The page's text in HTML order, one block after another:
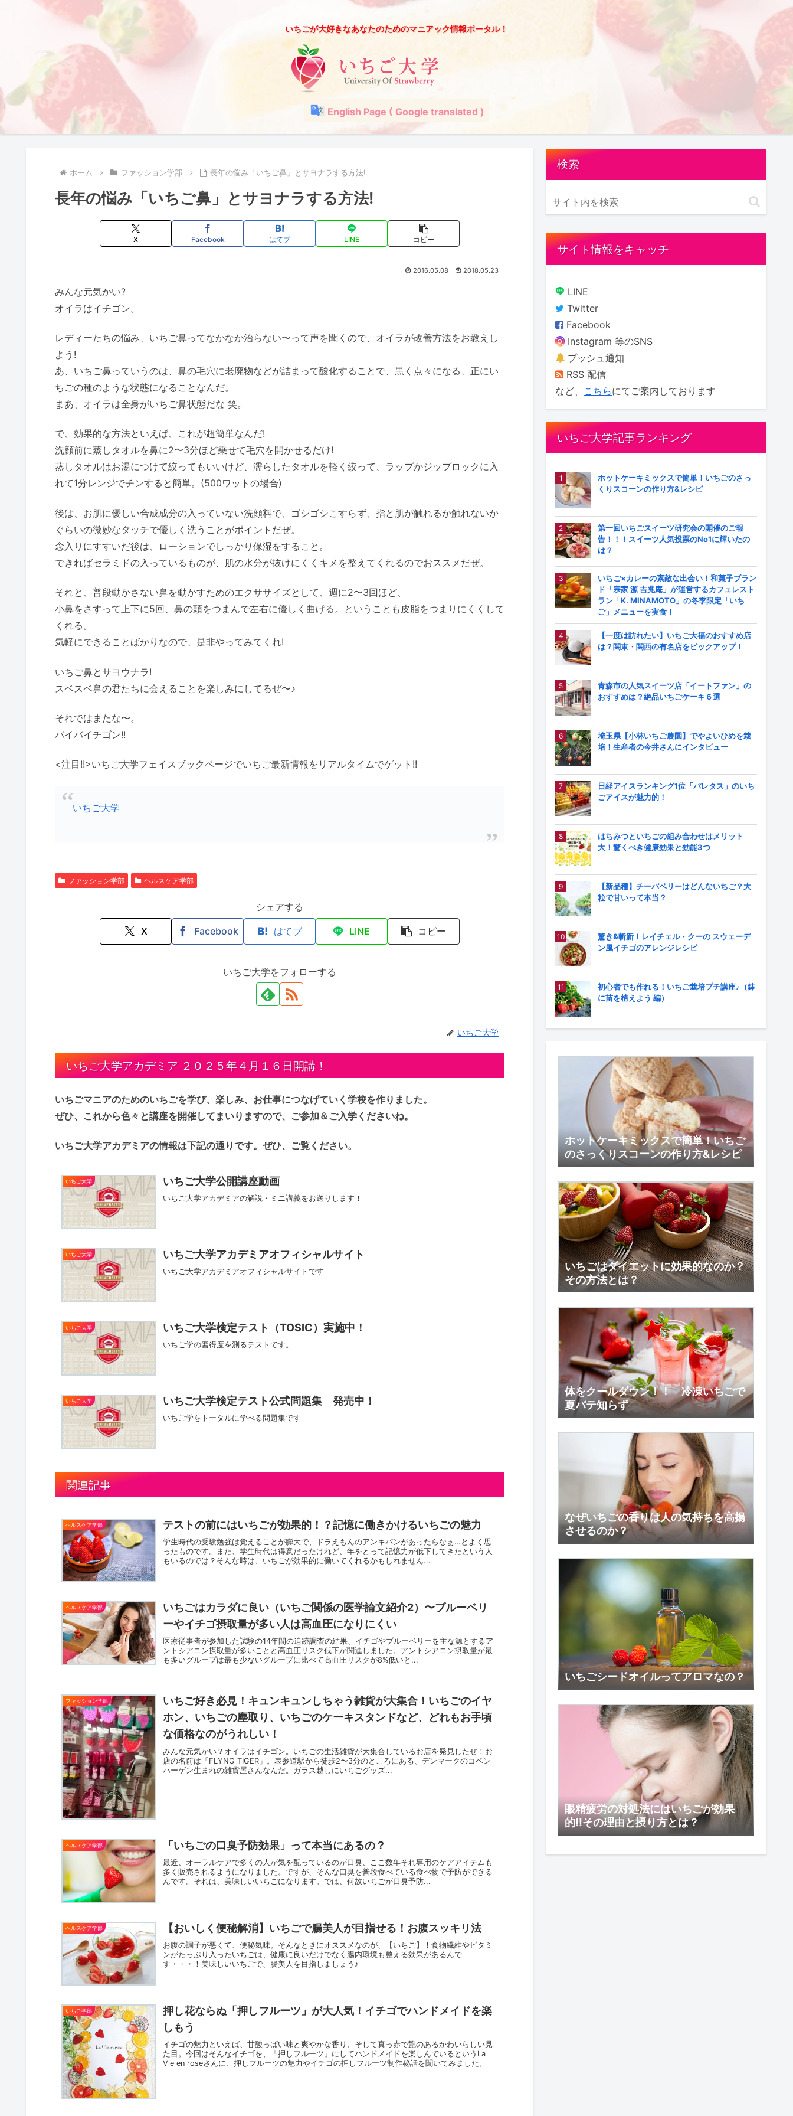
いちごが大好きなあなたのためのマニアック情報ポータル！
English Page ( Google translated )
ホーム ファッション学部 長年の悩み「いちご鼻」とサヨナラする方法!
長年の悩み「いちご鼻」とサヨナラする方法!
X Facebook はてブ LINE コピー
2016.05.08 2018.05.23
みんな元気かい?
オイラはイチゴン。
レディーたちの悩み、いちご鼻ってなかなか治らない〜って声を聞くので、オイラが改善方法をお教えし
よう!
あ、いちご鼻っていうのは、鼻の毛穴に老廃物などが詰まって酸化することで、黒く点々になる、正にい
ちごの種のような状態になることなんだ。
まあ、オイラは全身がいちご鼻状態だな 笑。
で、効果的な方法といえば、これが超簡単なんだ!
洗顔前に蒸しタオルを鼻に2〜3分ほど乗せて毛穴を開かせるだけ!
蒸しタオルはお湯につけて絞ってもいいけど、濡らしたタオルを軽く絞って、ラップかジップロックに入
れて1分レンジでチンすると簡単。(500ワットの場合)
後は、お肌に優しい合成成分の入っていない洗顔料で、ゴシゴシこすらず、指と肌が触れるか触れないか
ぐらいの微妙なタッチで優しく洗うことがポイントだぜ。
念入りにすすいだ後は、ローションでしっかり保湿をすること。
できればセラミドの入っているものが、肌の水分が抜けにくくキメを整えてくれるのでおススメだぜ。
それと、普段動かさない鼻を動かすためのエクササイズとして、週に2〜3回ほど、
小鼻をさすって上下に5回、鼻の頭をつまんで左右に優しく曲げる。ということも皮脂をつまりにくくして
くれる。
気軽にできることばかりなので、是非やってみてくれ!
いちご鼻とサヨウナラ!
スベスベ鼻の君たちに会えることを楽しみにしてるぜ〜♪
それではまたな〜。
バイバイチゴン!!
<注目!!>いちご大学フェイスブックページでいちご最新情報をリアルタイムでゲット!!
いちご大学
ファッション学部 ヘルスケア学部
シェアする
X Facebook はてブ LINE コピー
いちご大学をフォローする
いちご大学
いちご大学アカデミア ２０２５年４月１６日開講！
いちごマニアのためのいちごを学び、楽しみ、お仕事につなげていく学校を作りました。
ぜひ、これから色々と講座を開催してまいりますので、ご参加＆ご入学くださいね。
いちご大学アカデミアの情報は下記の通りです。ぜひ、ご覧ください。
いちご大学 いちご大学公開講座動画
いちご大学アカデミアの解説・ミニ講義をお送りします！
いちご大学 いちご大学アカデミアオフィシャルサイト
いちご大学アカデミアオフィシャルサイトです
いちご大学 いちご大学検定テスト（TOSIC）実施中！
いちご学の習得度を測るテストです。
いちご大学 いちご大学検定テスト公式問題集 発売中！
いちご学をトータルに学べる問題集です
関連記事
ヘルスケア学部 テストの前にはいちごが効果的！？記憶に働きかけるいちごの魅力
学生時代の受験勉強は覚えることが膨大で、ドラえもんのアンキパンがあったらなぁ…とよく思
ったものです。また、学生時代は得意だったけれど、年をとって記憶力が低下してきたという人
もいるのでは？そんな時は、いちごが効果的に働いてくれるかもしれません...
ヘルスケア学部
いちごはカラダに良い（いちご関係の医学論文紹介2）〜ブルーベリ
ーやイチゴ摂取量が多い人は高血圧になりにくい
医療従事者が参加した試験の14年間の追跡調査の結果、イチゴやブルーベリーを主な源とするア
ントシアニン摂取量が多いことと高血圧リスク低下が関連しました。アントシアニン摂取量が最
も多いグループは最も少ないグループに比べて高血圧リスクが8%低いと...
ファッション学部
いちご好き必見！キュンキュンしちゃう雑貨が大集合！いちごのイヤ
ホン、いちごの塵取り、いちごのケーキスタンドなど、どれもお手頃
な価格なのがうれしい！
みんな元気かい？オイラはイチゴン。いちごの生活雑貨が大集合しているお店を発見したぜ！お
店の名前は「FLYNG TIGER」。表参道駅から徒歩2〜3分のところにある、デンマークのコペン
ハーゲン生まれの雑貨屋さんなんだ。ガラス越しにいちごグッズ...
ヘルスケア学部 「いちごの口臭予防効果」って本当にあるの？
最近、オーラルケアで多くの人が気を配っているのが口臭、ここ数年それ専用のケアアイテムも
多く販売されるようになりました。ですが、そんな口臭を普段食べている食べ物で予防ができる
んです。それは、美味しいいちごになります。では、何故いちごが口臭予防...
ヘルスケア学部 【おいしく便秘解消】いちごで腸美人が目指せる！お腹スッキリ法
お腹の調子が悪くて、便秘気味。そんなときにオススメなのが、【いちご】！食物繊維やビタミ
ンがたっぷり入ったいちごは、健康に良いだけでなく腸内環境も整える効果があるんで
す・・・！美味しいいちごで、腸美人を目指しましょう♪
いちご学部
押し花ならぬ「押しフルーツ」が大人気！イチゴでハンドメイドを楽
しもう
イチゴの魅力といえば、甘酸っぱい味と爽やかな香り、そして真っ赤で艶のあるかわいらしい見
た目。今回はそんなイチゴを、「押しフルーツ」にしてハンドメイドを楽しんでいるというLa
Vie en roseさんに、押しフルーツの魅力やイチゴの押しフルーツ制作秘話を聞いてみました。
検索
サイト情報をキャッチ
LINE
Twitter
Facebook
Instagram 等のSNS
プッシュ通知
RSS 配信
など、 こちらにてご案内しております
いちご大学記事ランキング
ホットケーキミックスで簡単！いちごのさっ
くりスコーンの作り方&レシピ
第一回いちごスイーツ研究会の開催のご報
告！！！スイーツ人気投票のNo1に輝いたの
は？
いちご×カレーの素敵な出会い！和菓子ブラン
ド「宗家 源 吉兆庵」が運営するカフェレスト
ラン「K. MINAMOTO」の冬季限定「いち
ご」メニューを実食！
【一度は訪れたい】いちご大福のおすすめ店
は？関東・関西の有名店をピックアップ！
青森市の人気スイーツ店「イートファン」の
おすすめは？絶品いちごケーキ６選
埼玉県【小林いちご農園】でやよいひめを栽
培！生産者の今井さんにインタビュー
日経アイスランキング1位「パレタス」のいち
ごアイスが魅力的！
はちみつといちごの組み合わせはメリット
大！驚くべき健康効果と効能3つ
【新品種】チーバベリーはどんないちご？大
粒で甘いって本当？
驚き&斬新！レイチェル・クーの スウェーデ
ン風イチゴのアレンジレシピ
初心者でも作れる！いちご栽培プチ講座♪（鉢
に苗を植えよう 編）
ホットケーキミックスで簡単！いちご
のさっくりスコーンの作り方&レシピ
いちごはダイエットに効果的なのか？
その方法とは？
体をクールダウン！！ 冷凍いちごで
夏バテ知らず
なぜいちごの香りは人の気持ちを高揚
させるのか？
いちごシードオイルってアロマなの？
眼精疲労の対処法にはいちごが効果
的!!その理由と摂り方とは？